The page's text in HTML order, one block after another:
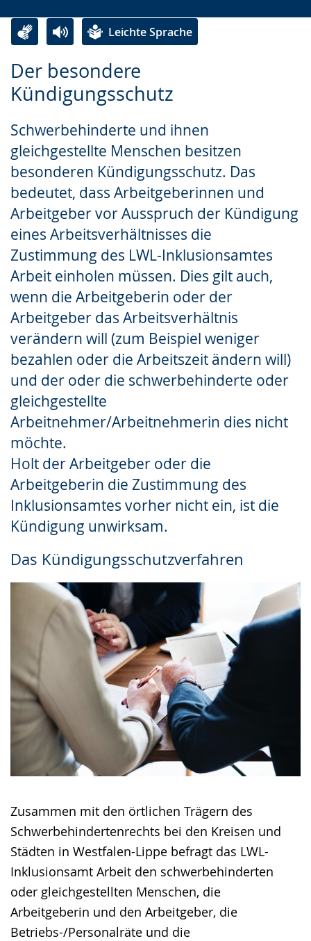
Der besondere
Kündigungsschutz
Schwerbehinderte und ihnen
gleichgestellte Menschen besitzen
besonderen Kündigungsschutz. Das
bedeutet, dass Arbeitgeberinnen und
Arbeitgeber vor Ausspruch der Kündigung
eines Arbeitsverhältnisses die
Zustimmung des LWL-Inklusionsamtes
Arbeit einholen müssen. Dies gilt auch,
wenn die Arbeitgeberin oder der
Arbeitgeber das Arbeitsverhältnis
verändern will (zum Beispiel weniger
bezahlen oder die Arbeitszeit ändern will)
und der oder die schwerbehinderte oder
gleichgestellte
Arbeitnehmer/Arbeitnehmerin dies nicht
möchte.
Holt der Arbeitgeber oder die
Arbeitgeberin die Zustimmung des
Inklusionsamtes vorher nicht ein, ist die
Kündigung unwirksam.
Das Kündigungsschutzverfahren
Zusammen mit den örtlichen Trägern des
Schwerbehindertenrechts bei den Kreisen und
Städten in Westfalen-Lippe befragt das LWL-
Inklusionsamt Arbeit den schwerbehinderten
oder gleichgestellten Menschen, die
Arbeitgeberin und den Arbeitgeber, die
Betriebs-/Personalräte und die
Leichte Sprache
Leichten
Sprache
Audio-
Unterstützung.
Video
in
Gebärdensprache
wird
angezeigt.